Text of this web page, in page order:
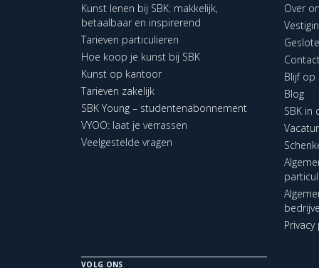
Kunst lenen bij SBK: makkelijk,
betaalbaar en inspirerend
Tarieven particulieren
Hoe koop je kunst bij SBK
Kunst op kantoor
Tarieven zakelijk
SBK Young – studentenabonnement
VYOO: laat je verrassen
Veelgestelde vragen
Over
Blijf op
Blog
SBK in
VOLG ONS